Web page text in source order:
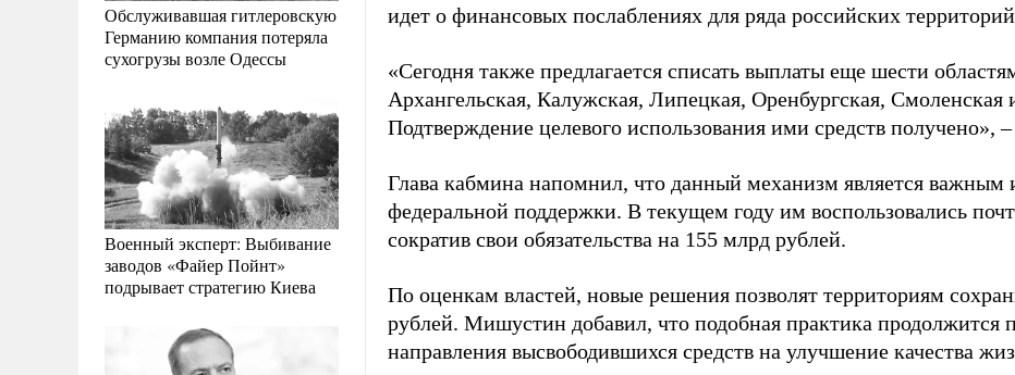
Обслуживавшая гитлеровскую
Германию компания потеряла
сухогрузы возле Одессы
Военный эксперт: Выбивание
заводов «Файер Пойнт»
подрывает стратегию Киева
идет о финансовых послаблениях для ряда российских
«Сегодня также предлагается списать выплаты еще шести
Архангельская, Калужская, Липецкая, Оренбургская, Смоленская
Подтверждение целевого использования ими средств получено»,
Глава кабмина напомнил, что данный механизм является важным
федеральной поддержки. В текущем году им воспользовались
сократив свои обязательства на 155 млрд рублей.
По оценкам властей, новые решения позволят территориям
рублей. Мишустин добавил, что подобная практика продолжится
направления высвободившихся средств на улучшение качества